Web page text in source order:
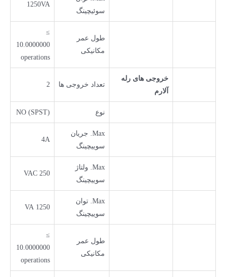
سوئیچینگ
1250VA
طول عمر
مکانیکی
≥
10.0000000
operations
خروجی های رله
آلارم
تعداد خروجی ها 2
نوع NO (SPST)
Max. جریان
سوییچینگ
4A
Max. ولتاژ
سوییچینگ
250 VAC
Max. توان
سوییچینگ
1250 VA
طول عمر
مکانیکی
≥
10.0000000
operations